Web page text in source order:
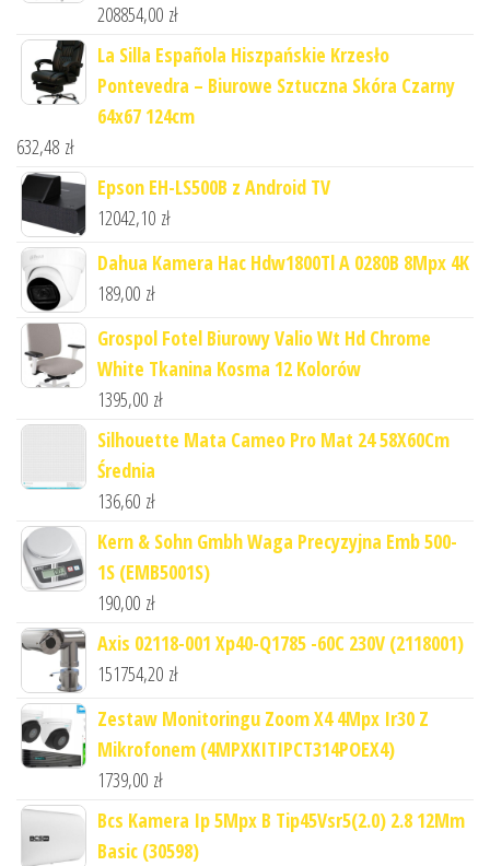
208854,00 zł
La Silla Española Hiszpańskie Krzesło
Pontevedra – Biurowe Sztuczna Skóra Czarny
64x67 124cm
632,48 zł
Epson EH-LS500B z Android TV
12042,10 zł
Dahua Kamera Hac Hdw1800Tl A 0280B 8Mpx 4K
189,00 zł
Grospol Fotel Biurowy Valio Wt Hd Chrome
White Tkanina Kosma 12 Kolorów
1395,00 zł
Silhouette Mata Cameo Pro Mat 24 58X60Cm
Średnia
136,60 zł
Kern & Sohn Gmbh Waga Precyzyjna Emb 500-
1S (EMB5001S)
190,00 zł
Axis 02118-001 Xp40-Q1785 -60C 230V (2118001)
151754,20 zł
Zestaw Monitoringu Zoom X4 4Mpx Ir30 Z
Mikrofonem (4MPXKITIPCT314POEX4)
1739,00 zł
Bcs Kamera Ip 5Mpx B Tip45Vsr5(2.0) 2.8 12Mm
Basic (30598)